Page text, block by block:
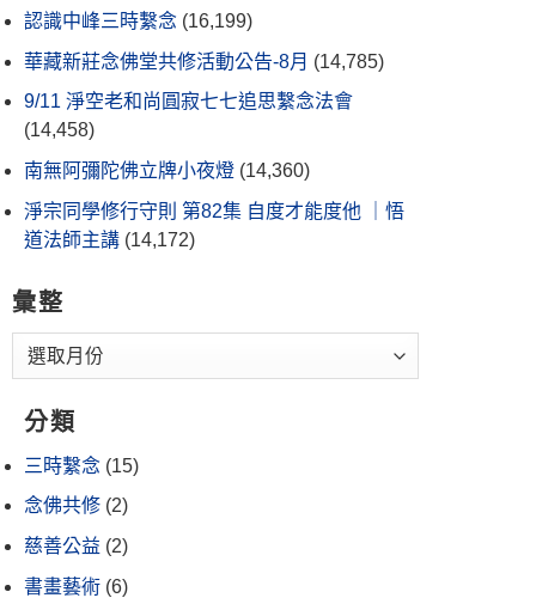
認識中峰三時繫念 (16,199)
華藏新莊念佛堂共修活動公告-8月 (14,785)
9/11 淨空老和尚圓寂七七追思繫念法會
(14,458)
南無阿彌陀佛立牌小夜燈 (14,360)
淨宗同學修行守則 第82集 自度才能度他 ｜悟
道法師主講 (14,172)
彙整
分類
三時繫念 (15)
念佛共修 (2)
慈善公益 (2)
書畫藝術 (6)